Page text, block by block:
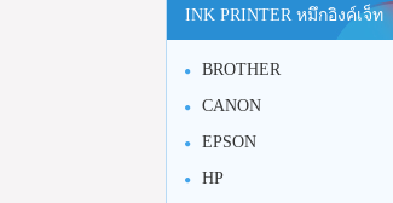
INK PRINTER หมึกอิงค์เจ็ท
BROTHER
CANON
EPSON
HP